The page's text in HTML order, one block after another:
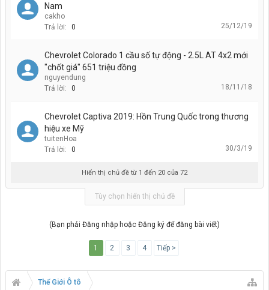
Nam
cakho
Trả lời:
0 25/12/19
Chevrolet Colorado 1 cầu số tự động - 2.5L AT 4x2 mới
"chốt giá" 651 triệu đồng
nguyendung
Trả lời:
0 18/11/18
Chevrolet Captiva 2019: Hồn Trung Quốc trong thương
hiệu xe Mỹ
tuitenHoa
Trả lời:
0 30/3/19
Hiển thị chủ đề từ 1 đến 20 của 72
Tùy chọn hiển thị chủ đề
(Bạn phải Đăng nhập hoặc Đăng ký để đăng bài viết)
1 2 3 4 Tiếp >
Thế Giới Ô tô